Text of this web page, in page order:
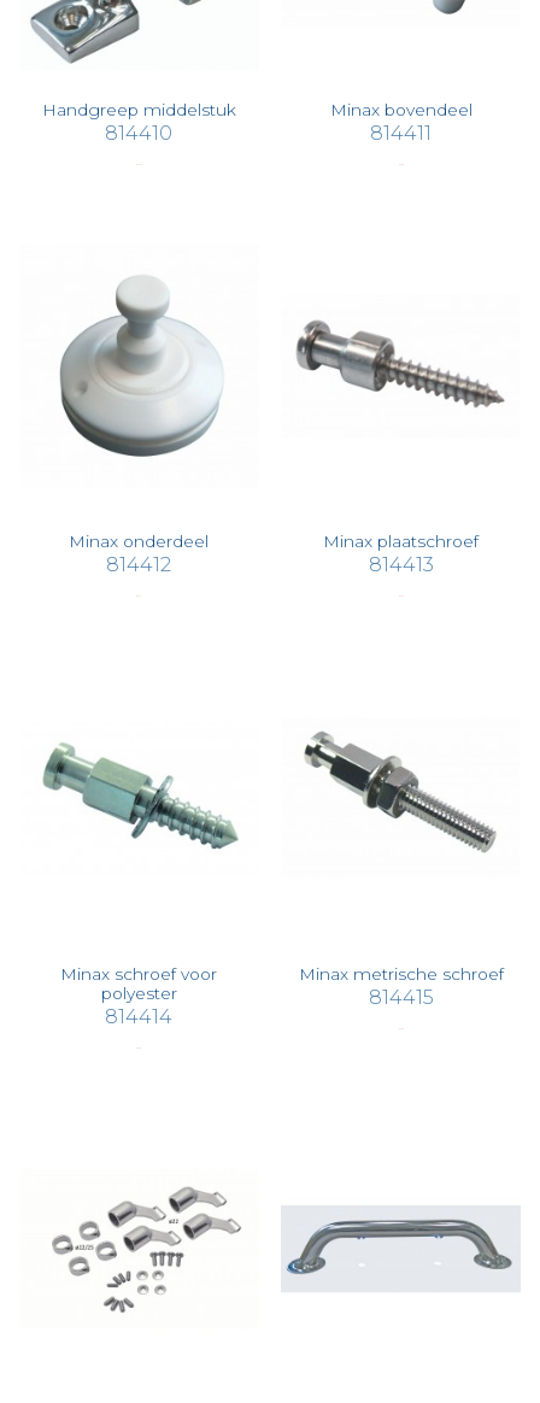
Handgreep middelstuk
814410
Minax bovendeel
814411
Minax onderdeel
814412
Minax plaatschroef
814413
Minax schroef voor
polyester
814414
Minax metrische schroef
814415